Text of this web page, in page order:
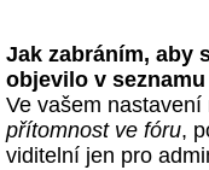
Jak zabráním, aby
objevilo v
Ve vašem
přítomnost ve fóru,
viditelní jen pro